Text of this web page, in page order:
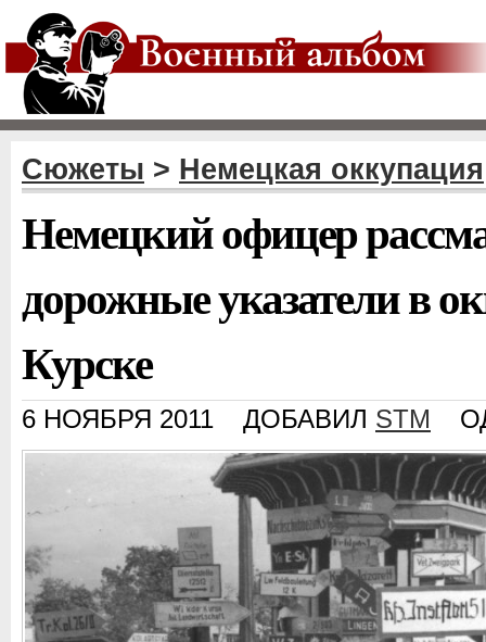
Сюжеты > Немецкая оккупация
Немецкий офицер
дорожные указатели в
Курске
6 НОЯБРЯ 2011 ДОБАВИЛ STM